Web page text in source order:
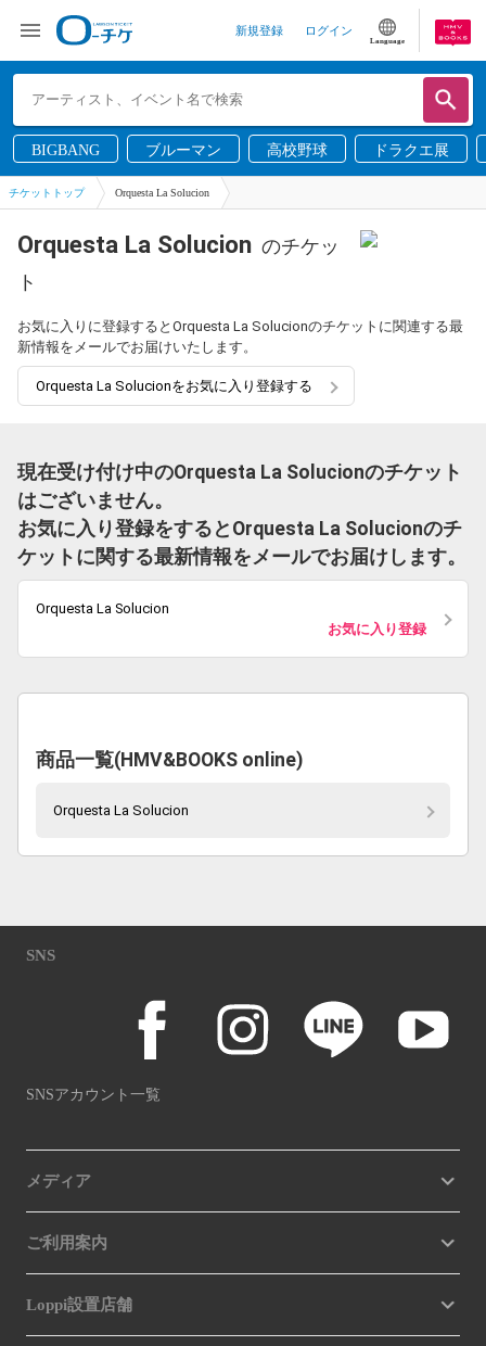
新規登録 ログイン
Language
BIGBANG ブルーマン 高校野球 ドラクエ展
チケットトップ Orquesta La Solucion
Orquesta La Solucion のチケッ
ト
お気に入りに登録するとOrquesta La Solucionのチケットに関連する最
新情報をメールでお届けいたします。
Orquesta La Solucionをお気に入り登録する
現在受け付け中のOrquesta La Solucionのチケット
はございません。
お気に入り登録をするとOrquesta La Solucionのチ
ケットに関する最新情報をメールでお届けします。
Orquesta La Solucion
お気に入り登録
商品一覧(HMV&BOOKS online)
Orquesta La Solucion
SNS
SNSアカウント一覧
メディア
ご利用案内
Loppi設置店舗